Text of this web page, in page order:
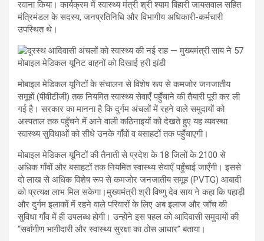
रवाना किया। कार्यक्रम में स्वास्थ्य मंत्री श्री श्याम बिहारी जायसवाल सहित
मंत्रिमंडल के सदस्य, जनप्रतिनिधि और विभागीय अधिकारी-कर्मचारी
उपस्थित थे।
मोबाइल मेडिकल यूनिटों के संचालन से विशेष रूप से कमजोर जनजातीय
समूहों (पीवीटीजी) तक नियमित स्वास्थ्य सेवाएँ पहुँचाने की तैयारी पूरी कर ली
गई है। सरकार का मानना है कि दुर्गम अंचलों में रहने वाले समुदायों को
अस्पताल तक पहुँचने में आने वाली कठिनाइयों को देखते हुए यह व्यवस्था
स्वास्थ्य सुविधाओं को सीधे उनके गाँवों व बसाहटों तक पहुँचाएगी।
मोबाइल मेडिकल यूनिटों की तैनाती से प्रदेश के 18 जिलों के 2100 से
अधिक गाँवों और बसाहटों तक नियमित स्वास्थ्य सेवाएँ पहुँचाई जाएँगी। इससे
दो लाख से अधिक विशेष रूप से कमजोर जनजातीय समूह (PVTG) आबादी
को प्रत्यक्ष लाभ मिल सकेगा।मुख्यमंत्री श्री विष्णु देव साय ने कहा कि पहाड़ी
और दुर्गम इलाकों में रहने वाले परिवारों के लिए अब इलाज और जाँच की
सुविधा गाँव में ही उपलब्ध होगी। उन्होंने इस पहल को आदिवासी समुदायों की
“सर्वांगीण भागीदारी और स्वास्थ्य सुरक्षा का ठोस आधार” बताया।